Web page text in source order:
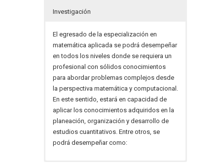
Investigación
El egresado de la especialización en
matemática aplicada se podrá desempeñar
en todos los niveles donde se requiera un
profesional con sólidos conocimientos
para abordar problemas complejos desde
la perspectiva matemática y computacional.
En este sentido, estará en capacidad de
aplicar los conocimientos adquiridos en la
planeación, organización y desarrollo de
estudios cuantitativos. Entre otros, se
podrá desempeñar como: